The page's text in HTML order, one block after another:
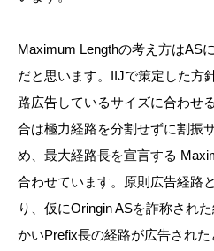
Maximum Lengthの考え方はAS
だと思います。IIJで策定した方
路広告しているサイズに合わせ
合は極力経路を分割せずに割振
め、最大経路長を宣言する
合わせています。原則広告経路
り、仮にOringin ASを詐称され
かいPrefix長の経路が広告され